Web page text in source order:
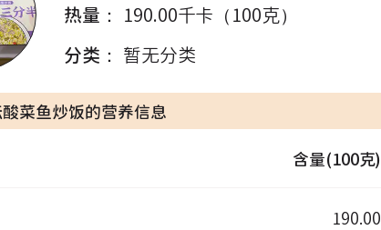
热量： 190.00千卡（100克）
分类： 暂无分类
菜鱼炒饭的营养信息
含量(100克)
190.00